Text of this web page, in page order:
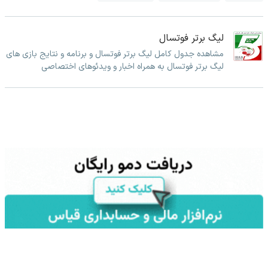
لیگ برتر فوتسال
مشاهده جدول کامل لیگ برتر فوتسال و برنامه و نتایج بازی های
لیگ برتر فوتسال به همراه اخبار و ویدئوهای اختصاصی